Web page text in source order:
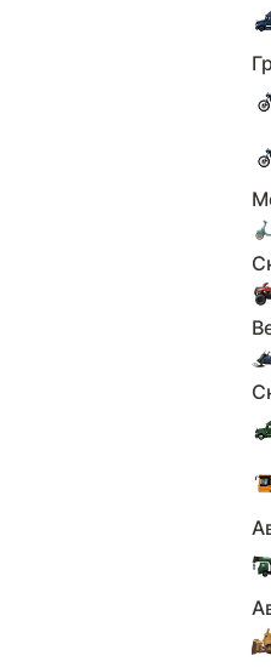
Японский
Toyota
новые версии —
истории модели
которая стоит на 700
предыдущего стартового
В шестнадцатом
целое семейство
разные кузова и
припиской Sport
октябре 2023 года и
70-летию модели
году). Она доступна в
отличается
цвет остальной части),
дюймовыми дисками и
названием юбилейной
обивка чёрного цвета с
панели, рычаге коробки
размещены эмблемы